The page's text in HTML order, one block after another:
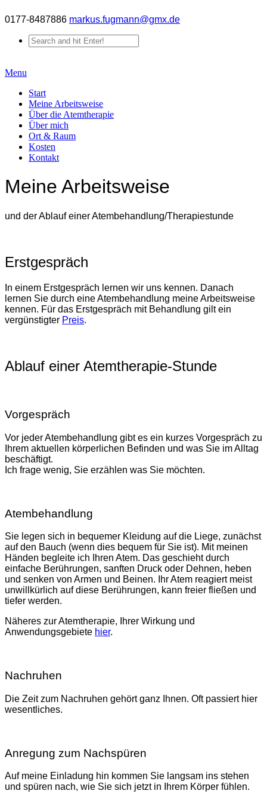
0177-8487886 markus.fugmann@gmx.de
Menu
Start
Meine Arbeitsweise
Über die Atemtherapie
Über mich
Ort & Raum
Kosten
Kontakt
Meine Arbeitsweise
und der Ablauf einer Atembehandlung/Therapiestunde
Erstgespräch
In einem Erstgespräch lernen wir uns kennen. Danach
lernen Sie durch eine Atembehandlung meine Arbeitsweise
kennen. Für das Erstgespräch mit Behandlung gilt ein
vergünstigter Preis.
Ablauf einer Atemtherapie-Stunde
Vorgespräch
Vor jeder Atembehandlung gibt es ein kurzes Vorgespräch zu
Ihrem aktuellen körperlichen Befinden und was Sie im Alltag
beschäftigt.
Ich frage wenig, Sie erzählen was Sie möchten.
Atembehandlung
Sie legen sich in bequemer Kleidung auf die Liege, zunächst
auf den Bauch (wenn dies bequem für Sie ist). Mit meinen
Händen begleite ich Ihren Atem. Das geschieht durch
einfache Berührungen, sanften Druck oder Dehnen, heben
und senken von Armen und Beinen. Ihr Atem reagiert meist
unwillkürlich auf diese Berührungen, kann freier fließen und
tiefer werden.
Näheres zur Atemtherapie, Ihrer Wirkung und
Anwendungsgebiete hier.
Nachruhen
Die Zeit zum Nachruhen gehört ganz Ihnen. Oft passiert hier
wesentliches.
Anregung zum Nachspüren
Auf meine Einladung hin kommen Sie langsam ins stehen
und spüren nach, wie Sie sich jetzt in Ihrem Körper fühlen.